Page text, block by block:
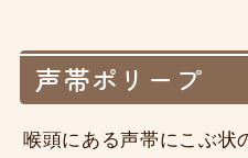
声帯ポリープ
喉頭にある声帯にこぶ状